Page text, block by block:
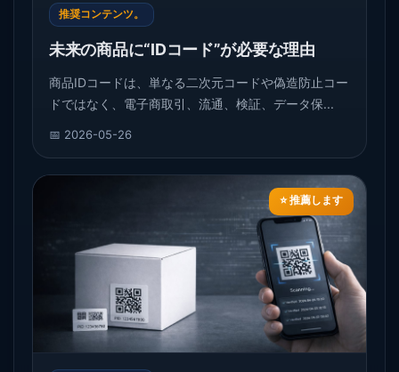
推奨コンテンツ。
未来の商品に“IDコード”が必要な理由
商品IDコードは、単なる二次元コードや偽造防止コー
ドではなく、電子商取引、流通、検証、データ保...
📅 2026-05-26
⭐ 推薦します